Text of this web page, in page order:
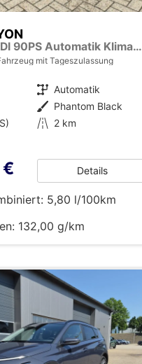
Trend 1.0 T-GDI 90PS Automatik Klimaautomatik Rückf.Kamera Parksensoren Sitzheizung Lenkradheizung Bluetooth Touchscreen Tempomat Apple CarPlay + Android Auto 16"LM
mit Tageszulassung
Getriebe Automatik
Außenfarbe Phantom Black
Kilometerstand 2 km
Details
5,80 l/100km
132,00 g/km